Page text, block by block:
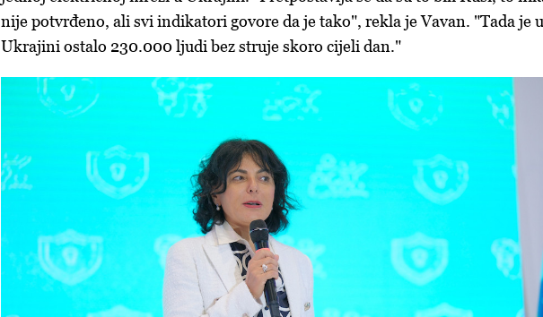
nije potvrđeno, ali svi indikatori govore da je tako", rekla je Vavan. "Tada je u
Ukrajini ostalo 230.000 ljudi bez struje skoro cijeli dan."